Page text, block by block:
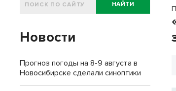
НАЙТИ
Новости
Прогноз погоды на 8-9 августа в
Новосибирске сделали синоптики